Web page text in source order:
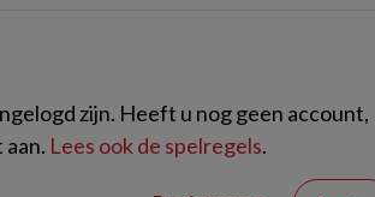
zijn. Heeft u nog geen account,
Lees ook de spelregels.